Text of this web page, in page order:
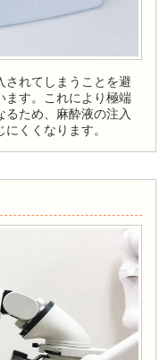
されてしまうことを避
ます。これにより極端
るため、麻酔液の注入
くくなります。